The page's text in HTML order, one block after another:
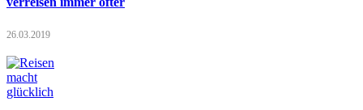
26.03.2019